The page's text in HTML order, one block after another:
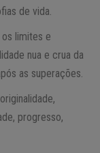
de vida.
limites e
nua e crua da
as superações.
progresso,